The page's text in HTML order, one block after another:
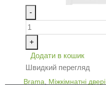
-
+
Додати в кошик
Швидкий перегляд
Brama Міжкімнатні двері